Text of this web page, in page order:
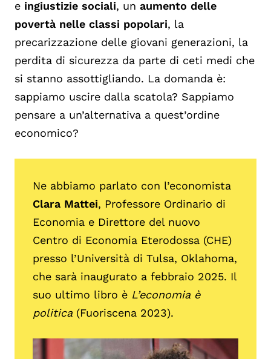
e ingiustizie sociali, un aumento delle
povertà nelle classi popolari, la
precarizzazione delle giovani generazioni, la
perdita di sicurezza da parte di ceti medi che
si stanno assottigliando. La domanda è:
sappiamo uscire dalla scatola? Sappiamo
pensare a un’alternativa a quest’ordine
economico?
Ne abbiamo parlato con l’economista
Clara Mattei, Professore Ordinario di
Economia e Direttore del nuovo
Centro di Economia Eterodossa (CHE)
presso l’Università di Tulsa, Oklahoma,
che sarà inaugurato a febbraio 2025. Il
suo ultimo libro è L’economia è
politica (Fuoriscena 2023).